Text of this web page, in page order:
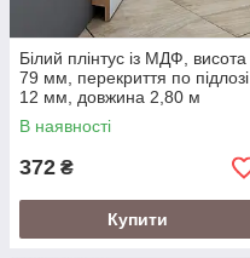
Білий плінтус із МДФ, висота
79 мм, перекриття по підлозі
12 мм, довжина 2,80 м
В наявності
372 ₴
Купити